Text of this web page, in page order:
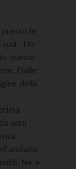
le
sud. Un
questa
Dalle
della
anni
Ne è